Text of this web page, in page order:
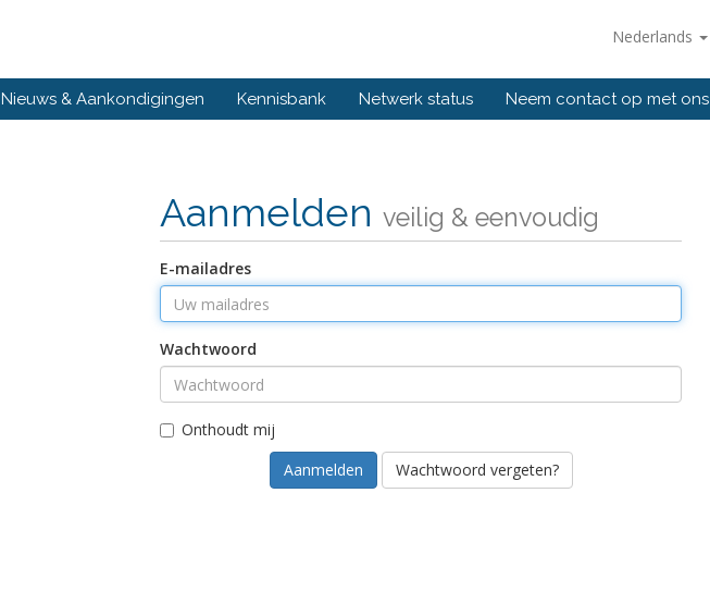
Nederlands
Nieuws & Aankondigingen Kennisbank Netwerk status Neem contact op met ons
Aanmelden veilig & eenvoudig
E-mailadres
Wachtwoord
Onthoudt mij
Wachtwoord vergeten?